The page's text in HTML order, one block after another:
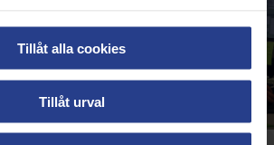
Tillåt alla cookies
Tillåt urval